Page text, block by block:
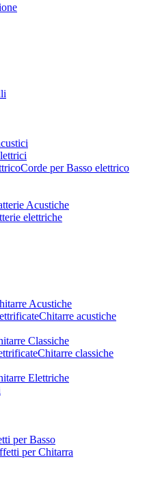
Corde per Basso elettrico
Acustiche
elettriche
Acustiche
Chitarre acustiche
Classiche
Chitarre classiche
Elettriche
per Basso
per Chitarra